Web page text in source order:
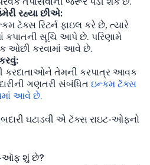
રહ્યા છીએ:
ટૅક્સ રિટર્ન ફાઇલ કરે છે, ત્યારે
કપાતની સૂચિ આપે છે. પરિણામે
ઓછી કરવામાં આવે છે.
કરદાતાઓને તેમની કરપાત્ર આવક
ગણતરી સંબંધિત ઇન્કમ ટૅક્સ
આવે છે.
ઘટાડવી એ ટૅક્સ રાઇટ-ઓફનો
ઑફ શું છે?